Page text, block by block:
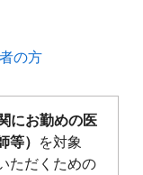
の方​
にお勤めの医
）
を対象
ただくための